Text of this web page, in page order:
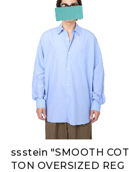
ssstein "SMOOTH COT
TON OVERSIZED REG